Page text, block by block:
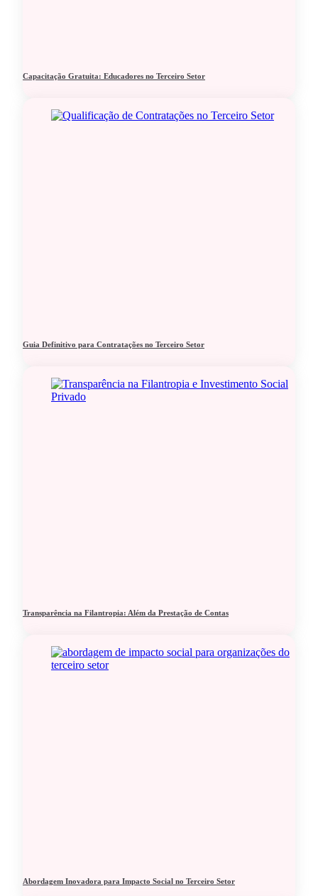
Capacitação Gratuita: Educadores no Terceiro Setor
Guia Definitivo para Contratações no Terceiro Setor
Transparência na Filantropia: Além da Prestação de Contas
Abordagem Inovadora para Impacto Social no Terceiro Setor